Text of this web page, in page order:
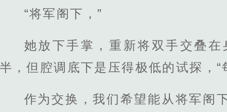
“将军阁下，”
她放下手掌，重新将双手交叠
半，但腔调底下是压得极低的试探，“
作为交换，我们希望能从将军阁